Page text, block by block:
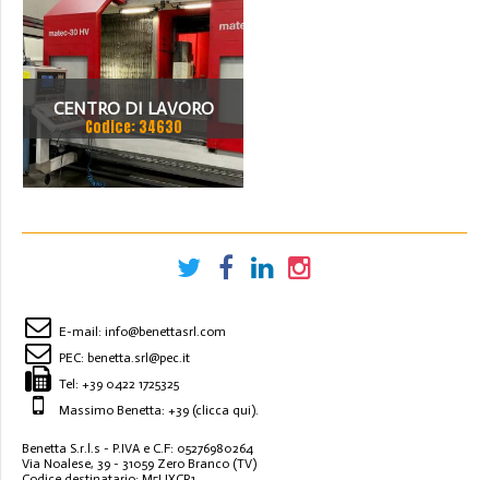
CENTRO DI LAVORO
MATEC 30 HV
Codice: 34630
E-mail: info@benettasrl.com
PEC: benetta.srl@pec.it
Tel: +39 0422 1725325
Massimo Benetta: +39 (clicca qui).
Benetta S.r.l.s - P.IVA e C.F: 05276980264
Via Noalese, 39 - 31059 Zero Branco (TV)